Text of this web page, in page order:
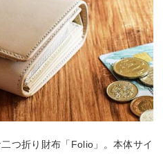
つ折り財布「Folio」。本体サイ